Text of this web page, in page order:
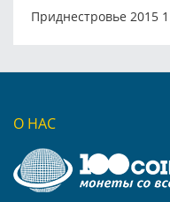
Приднестровье 2015
О НАС